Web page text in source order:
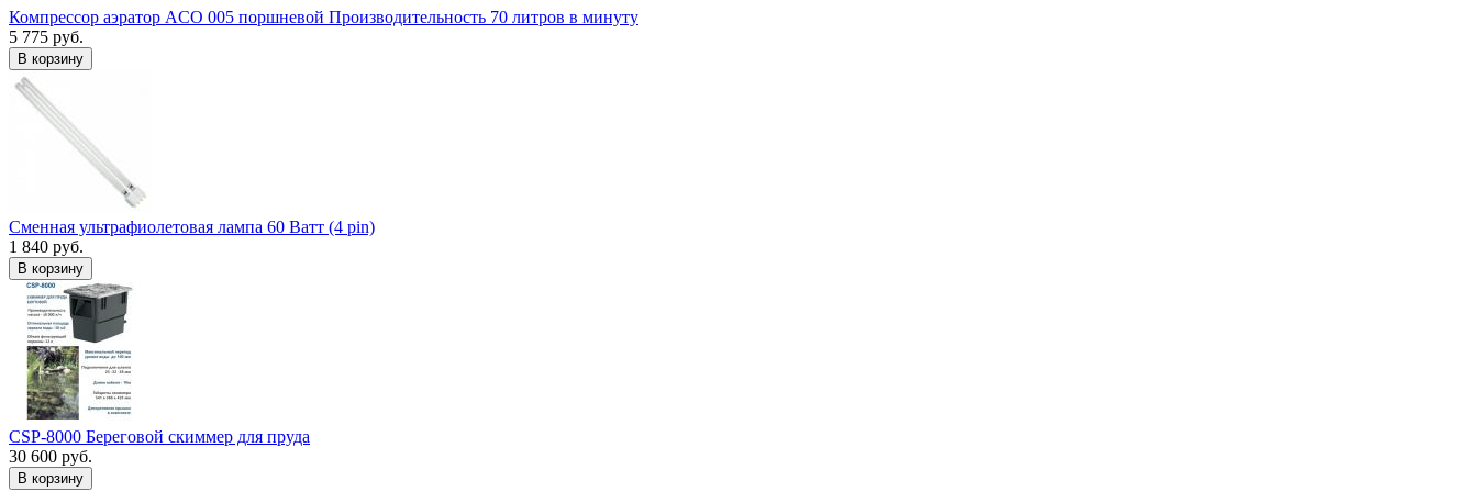
Компрессор аэратор ACO 005 поршневой Производительность 70 литров в минуту
5 775 руб.
В корзину
Сменная ультрафиолетовая лампа 60 Ватт (4 pin)
1 840 руб.
В корзину
CSP-8000 Береговой скиммер для пруда
30 600 руб.
В корзину